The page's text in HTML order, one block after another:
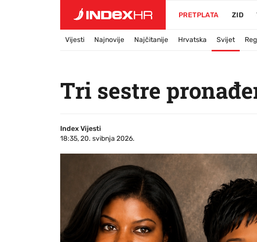
PRETPLATA ZID
Vijesti Najnovije Najčitanije Hrvatska Svijet
Tri sestre
Index Vijesti
18:35, 20. svibnja 2026.